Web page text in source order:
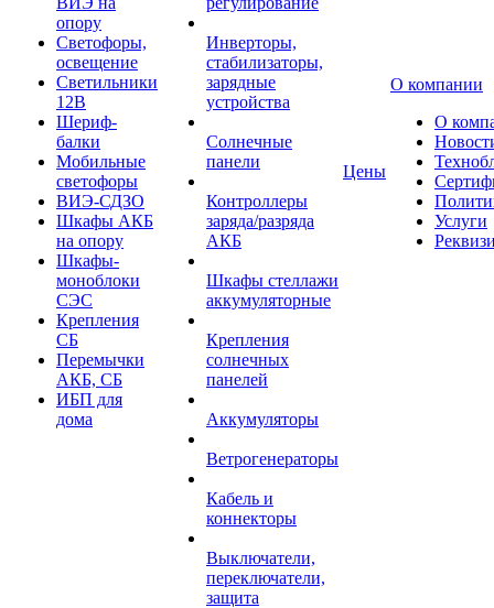
опору
Светофоры,
освещение
Светильники
12В
Шериф-
балки
Мобильные
светофоры
ВИЭ-СДЗО
Шкафы АКБ
на опору
Шкафы-
моноблоки
СЭС
Крепления
СБ
Перемычки
АКБ, СБ
ИБП для
дома
Инверторы,
стабилизаторы,
зарядные
устройства
Солнечные
панели
Контроллеры
заряда/разряда
АКБ
Шкафы стеллажи
аккумуляторные
Крепления
солнечных
панелей
Аккумуляторы
Ветрогенераторы
Кабель и
коннекторы
Выключатели,
переключатели,
защита
Цены
О компании
О
Услуги